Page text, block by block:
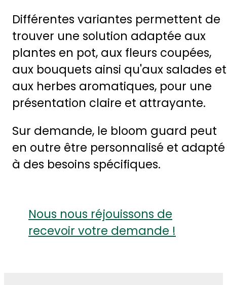
Différentes variantes permettent de
trouver une solution adaptée aux
plantes en pot, aux fleurs coupées,
aux bouquets ainsi qu'aux salades et
aux herbes aromatiques, pour une
présentation claire et attrayante.
Sur demande, le bloom guard peut
en outre être personnalisé et adapté
à des besoins spécifiques.
Nous nous réjouissons de
recevoir votre demande !